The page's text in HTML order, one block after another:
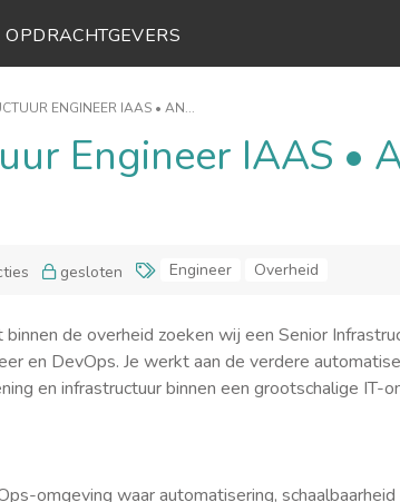
OPDRACHTGEVERS
ENGINEER IAAS • AN...
Engineer IAAS •
gesloten Engineer Overheid
de overheid zoeken wij een Senior
en DevOps. Je werkt aan de verdere
en infrastructuur binnen een grootschalige IT-
omgeving waar automatisering,